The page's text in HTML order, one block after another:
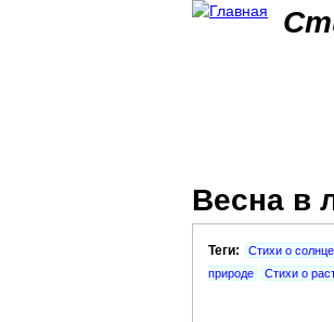
Весна в
Теги: Стихи о солнце
природе
Стихи о